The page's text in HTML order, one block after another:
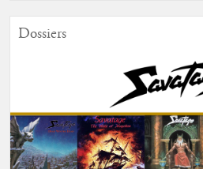
Dossiers